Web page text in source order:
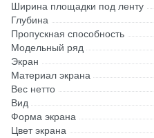
Ширина площадки под ленту
Глубина
Пропускная способность
Модельный ряд
Экран
Материал экрана
Вес нетто
Вид
Форма экрана
Цвет экрана